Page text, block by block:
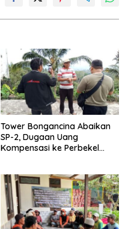
Tower Bongancina Abaikan
SP-2, Dugaan Uang
Kompensasi ke Perbekel